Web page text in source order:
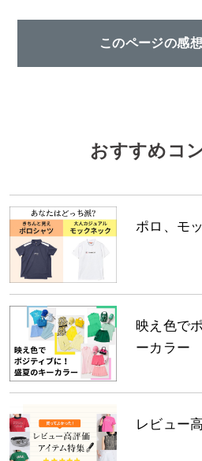
このページの感
おすすめコ
ポロ、モ
映え色で
ーカラー
レビュー